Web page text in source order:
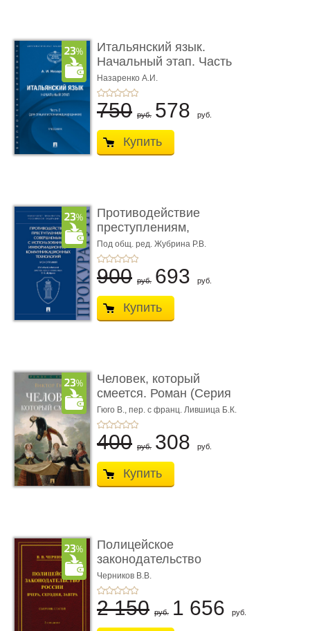
Итальянский язык.
Начальный этап. Часть
2. Учеб� ...
Назаренко А.И.
750 руб. 578 руб.
Купить
Противодействие
преступлениям,
совершаемым с ...
Под общ. ред. Жубрина Р.В.
900 руб. 693 руб.
Купить
Человек, который
смеется. Роман (Серия
«Роман с ...
Гюго В., пер. с франц. Лившица Б.К.
400 руб. 308 руб.
Купить
Полицейское
законодательство
России: вчера, с� ...
Черников В.В.
2 150 руб. 1 656 руб.